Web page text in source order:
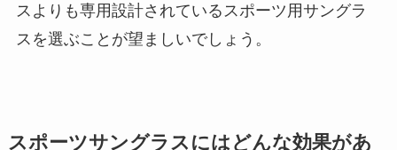
スよりも専用設計されているスポーツ用サングラ
スを選ぶことが望ましいでしょう。
スポーツサングラスにはどんな効果があ